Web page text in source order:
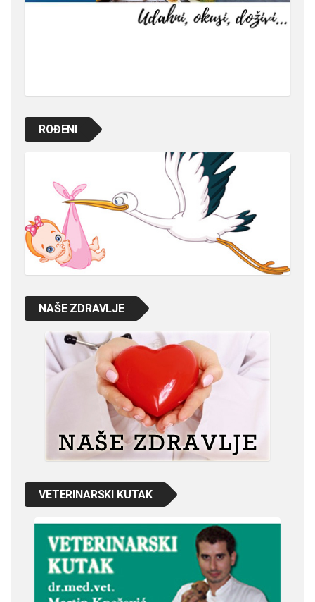
ROĐENI
NAŠE ZDRAVLJE
VETERINARSKI KUTAK